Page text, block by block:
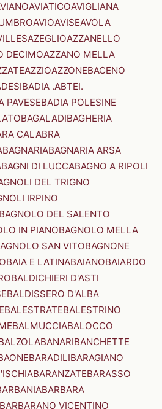
AVIATICOAVIGLIANA
AVIOAVISEAVOLA
AZEGLIOAZZANELLO
DECIMOAZZANO MELLA
AZZIOAZZONEBACENO
BADIA .ABTEI.
PAVESEBADIA POLESINE
BAGALADIBAGHERIA
CALABRA
BAGNARIABAGNARIA ARSA
BAGNI DI LUCCABAGNO A RIPOLI
DEL TRIGNO
IRPINO
BAGNOLO DEL SALENTO
IN PIANOBAGNOLO MELLA
SAN VITOBAGNONE
BAIA E LATINABAIANOBAIARDO
BALDICHIERI D'ASTI
BALDISSERO D'ALBA
BALESTRATEBALESTRINO
BALMUCCIABALOCCO
BANARIBANCHETTE
BARADILIBARAGIANO
BARANZATEBARASSO
BARBARA
BARBARANO VICENTINO